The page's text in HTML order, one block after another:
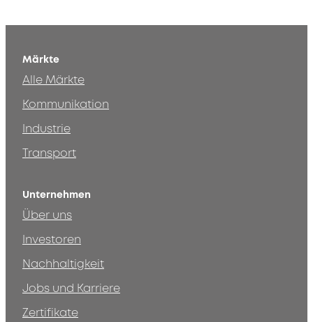
Märkte
Alle Märkte
Kommunikation
Industrie
Transport
Unternehmen
Über uns
Investoren
Nachhaltigkeit
Jobs und Karriere
Zertifikate